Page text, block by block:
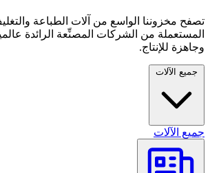
تصفح مخزوننا الواسع من آلات الطباعة
المستعملة من الشركات المصنِّعة الرائدة
وجاهزة للإنتاج.
جميع الآلات
جميع الآلات